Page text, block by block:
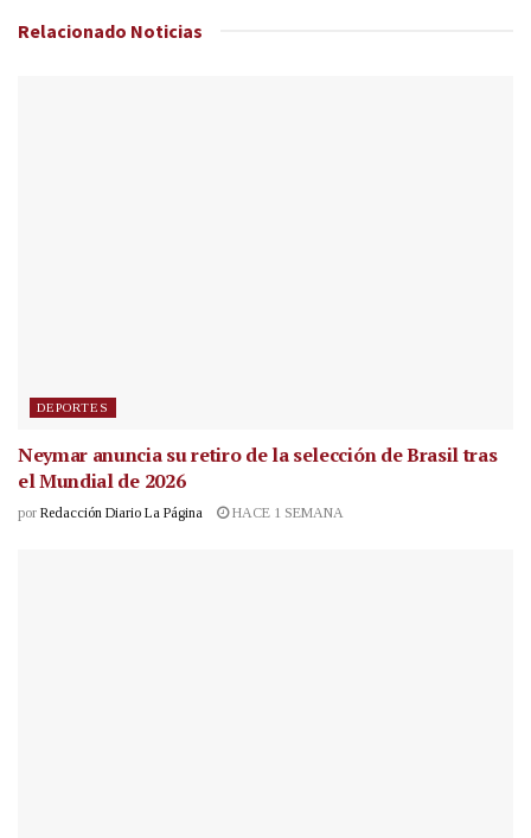
Relacionado Noticias
DEPORTES
Neymar anuncia su retiro de la selección de Brasil tras
el Mundial de 2026
por Redacción Diario La Página HACE 1 SEMANA